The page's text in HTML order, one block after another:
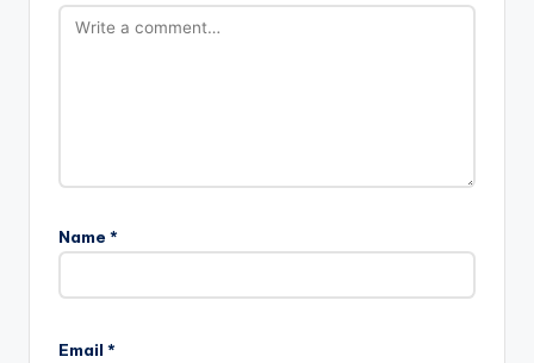
Name *
Email *